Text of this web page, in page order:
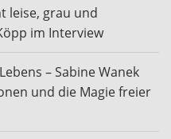
leise, grau und
im Interview
– Sabine Wanek
und die Magie freier